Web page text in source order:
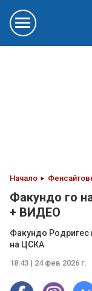
Начало
Факундо го
+ ВИДЕО
Факундо Родригес
на ЦСКА
18:43 | 24 фев 2026 г.